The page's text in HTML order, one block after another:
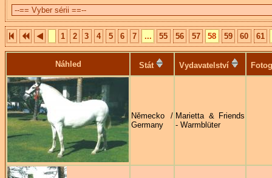
1 2 3 4 5 6 7 ... 55 56 57 58 59 60 61
Náhled Stát Vydavatelství
Německo /
Germany
Marietta & Friends
- Warmblüter